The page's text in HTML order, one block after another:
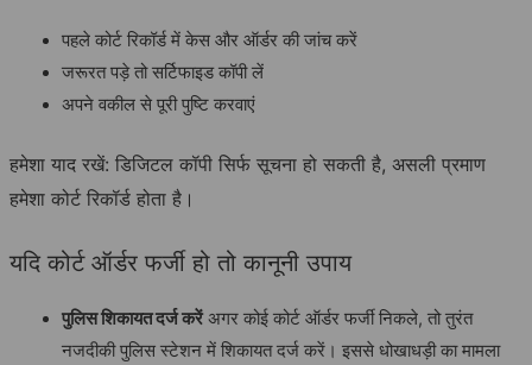
पहले कोर्ट रिकॉर्ड में केस और ऑर्डर की जांच करें
जरूरत पड़े तो सर्टिफाइड कॉपी लें
अपने वकील से पूरी पुष्टि करवाएं
हमेशा याद रखें: डिजिटल कॉपी सिर्फ सूचना हो सकती है, असली प्रमाण
हमेशा कोर्ट रिकॉर्ड होता है।
यदि कोर्ट ऑर्डर फर्जी हो तो कानूनी उपाय
पुलिस शिकायत दर्ज करेंअगर कोई कोर्ट ऑर्डर फर्जी निकले, तो तुरंत
नजदीकी पुलिस स्टेशन में शिकायत दर्ज करें। इससे धोखाधड़ी का मामला